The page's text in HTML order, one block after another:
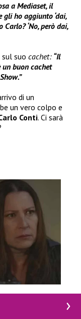
a Mediaset, il
gli ho aggiunto ‘dai,
Carlo? ‘No, però dai,
suo cachet: “Il
un buon cachet
di un
un vero colpo e
Conti. Ci sarà